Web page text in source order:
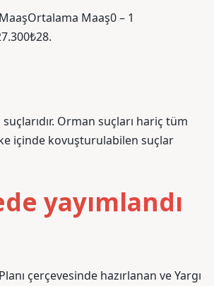
Maaş0 – 1
Orman suçları hariç tüm
içinde kovuşturulabilen suçlar
yayımlandı
çerçevesinde hazırlanan ve Yargı